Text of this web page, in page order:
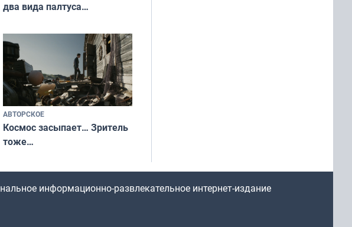
два вида палтуса
АВТОРСКОЕ
Космос засыпает… Зритель
тоже…
информационно-развлекательное интернет-издание